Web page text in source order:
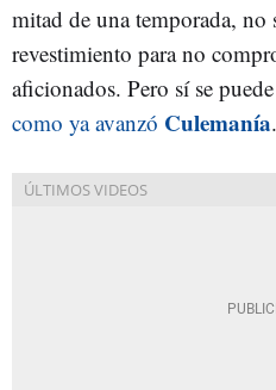
mitad de una temporada, no
revestimiento para no
aficionados. Pero sí se puede
como ya avanzó Culemanía.